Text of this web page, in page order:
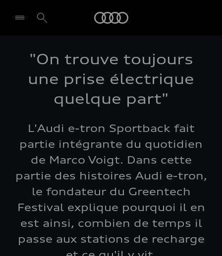
"On trouve toujours
une prise électrique
quelque part"
L'Audi e-tron Sportback fait
partie intégrante du quotidien
de Marco Voigt. Dans cette
partie des histoires Audi e-tron,
le fondateur du Greentech
Festival explique pourquoi il en
est ainsi, combien de temps il
passe aux stations de recharge